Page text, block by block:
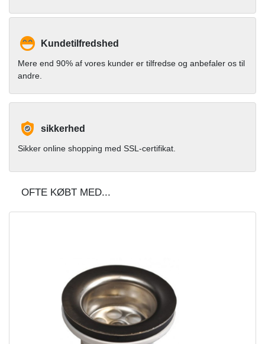
Kundetilfredshed
Mere end 90% af vores kunder er tilfredse og anbefaler os til
andre.
sikkerhed
Sikker online shopping med SSL-certifikat.
OFTE KØBT MED...